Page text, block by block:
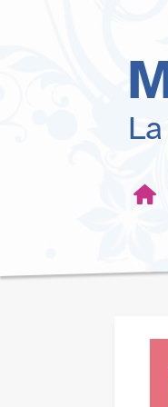
recherche